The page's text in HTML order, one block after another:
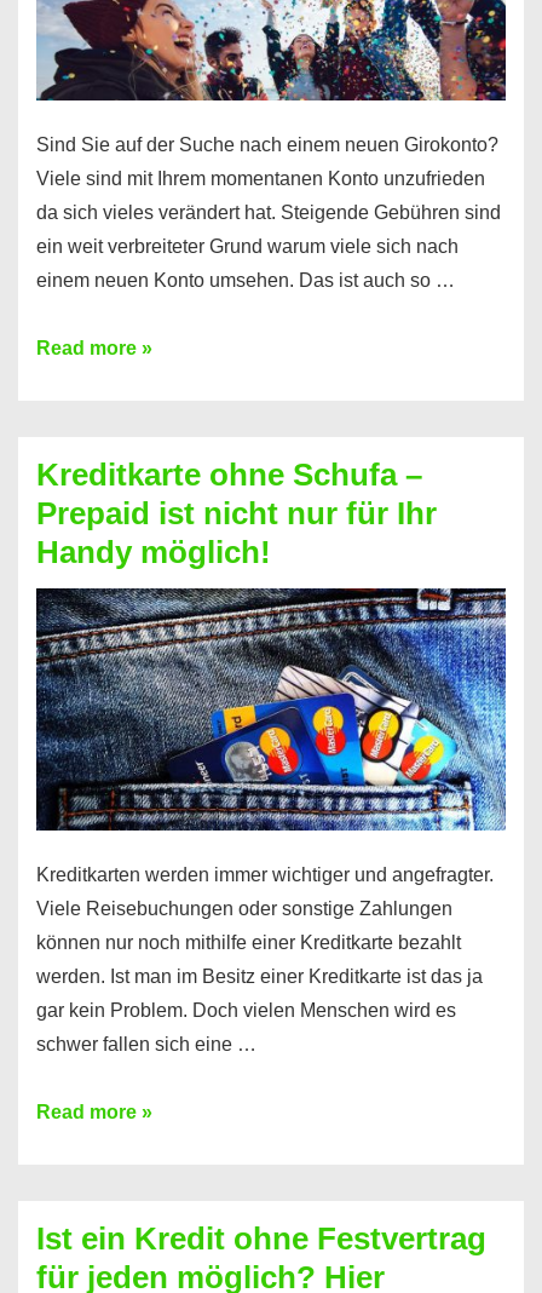
Einkommensnachweis
Sind Sie auf der Suche nach einem neuen Girokonto?
Viele sind mit Ihrem momentanen Konto unzufrieden
da sich vieles verändert hat. Steigende Gebühren sind
ein weit verbreiteter Grund warum viele sich nach
einem neuen Konto umsehen. Das ist auch so …
Konto
Neueröffnung
trotz
Schufaeintrag
möglich
Read more »
Kreditkarte ohne Schufa –
Prepaid ist nicht nur für Ihr
Handy möglich!
Kreditkarten werden immer wichtiger und angefragter.
Viele Reisebuchungen oder sonstige Zahlungen
können nur noch mithilfe einer Kreditkarte bezahlt
werden. Ist man im Besitz einer Kreditkarte ist das ja
gar kein Problem. Doch vielen Menschen wird es
schwer fallen sich eine …
Kreditkarte
Prepaid
ist
Read more »
Ist ein Kredit ohne Festvertrag
für jeden möglich? Hier